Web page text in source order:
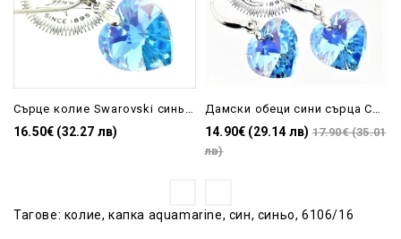
16.50€ (32.27 лв) 14.90€ (29.14 лв) 17.90€ (35.01
лв)
Тагове: колие,капка aquamarine, син, синьо,6106/16